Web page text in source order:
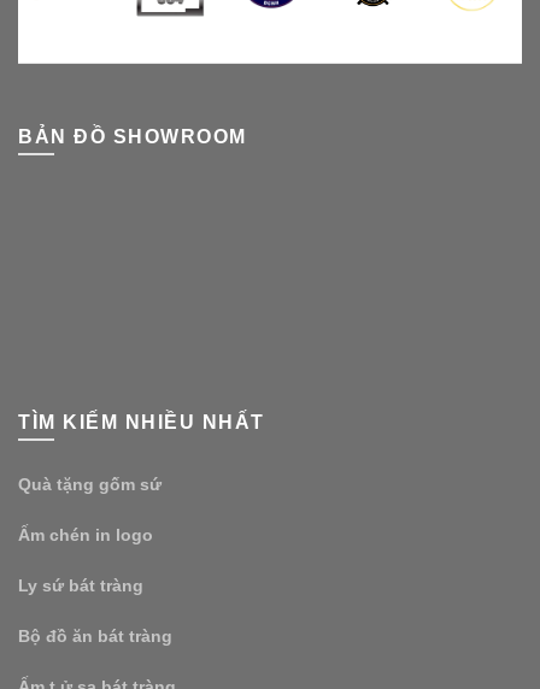
BẢN ĐỒ SHOWROOM
TÌM KIẾM NHIỀU NHẤT
Quà tặng gốm sứ
Ấm chén in logo
Ly sứ bát tràng
Bộ đồ ăn bát tràng